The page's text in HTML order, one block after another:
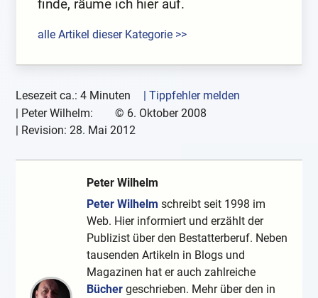
finde, räume ich hier auf.
alle Artikel dieser Kategorie >>
Lesezeit ca.: 4 Minuten
| Tippfehler melden
| Peter Wilhelm: © 6. Oktober 2008
| Revision:28. Mai 2012
Peter Wilhelm
Peter Wilhelm schreibt seit 1998 im
Web. Hier informiert und erzählt der
Publizist über den Bestatterberuf. Neben
tausenden Artikeln in Blogs und
Magazinen hat er auch zahlreiche
Bücher geschrieben. Mehr über den in